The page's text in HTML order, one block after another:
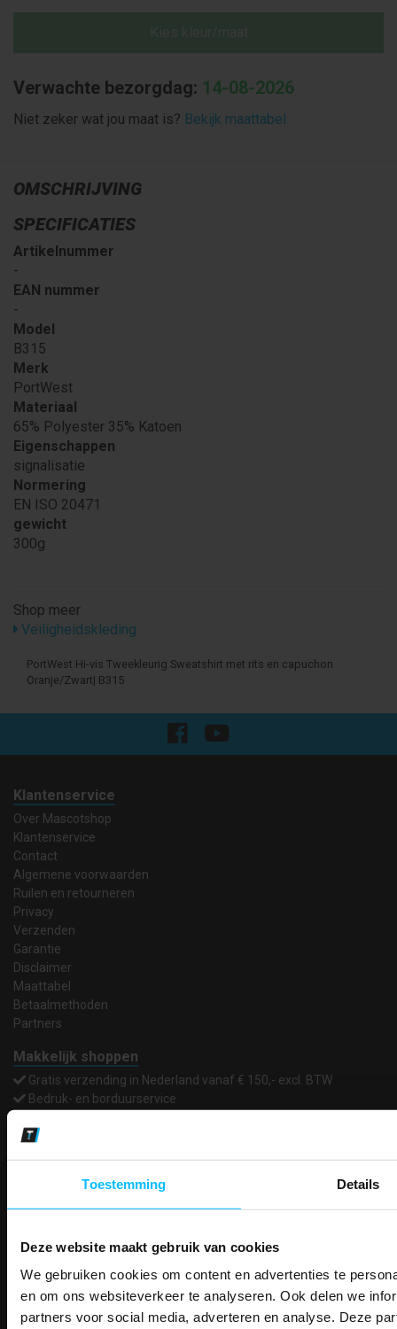
Toestemming Details
Deze website maakt gebruik van cookies
We gebruiken cookies om content en advertenties te
en om ons websiteverkeer te analyseren. Ook delen we
partners voor social media, adverteren en analyse. Deze
Verwachte bezorgdag: 14-08-2026
Niet zeker wat jou maat is? Bekijk maattabel
OMSCHRIJVING
SPECIFICATIES
Artikelnummer
-
EAN nummer
-
Model
B315
Merk
PortWest
Materiaal
65% Polyester 35% Katoen
Eigenschappen
signalisatie
Normering
EN ISO 20471
gewicht
300g
Shop meer
Veiligheidskleding
PortWest Hi-vis Tweekleurig Sweatshirt met rits en capuchon
Oranje/Zwart| B315
Klantenservice
Over Mascotshop
Klantenservice
Contact
Algemene voorwaarden
Ruilen en retourneren
Privacy
Verzenden
Garantie
Disclaimer
Maattabel
Betaalmethoden
Partners
Makkelijk shoppen
Gratis verzending in Nederland vanaf € 150,- excl. BTW
Bedruk- en borduurservice
Betaalwijze
Contact ONTVANG
PAK